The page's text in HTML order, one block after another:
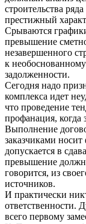
строительства
престижный
Срываются
превышение
незавершенного
к
задолженности.
Сегодня надо
комплекса идет
что проведение
профанация, когда
Выполнение
заказчиками
допускается в
превышение
говорится, из
источников.
И практически
ответственности.
всего первому